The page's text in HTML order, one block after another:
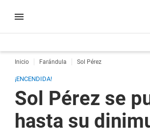
Inicio Farándula Sol Pérez
¡ENCENDIDA!
Sol Pérez se
hasta su